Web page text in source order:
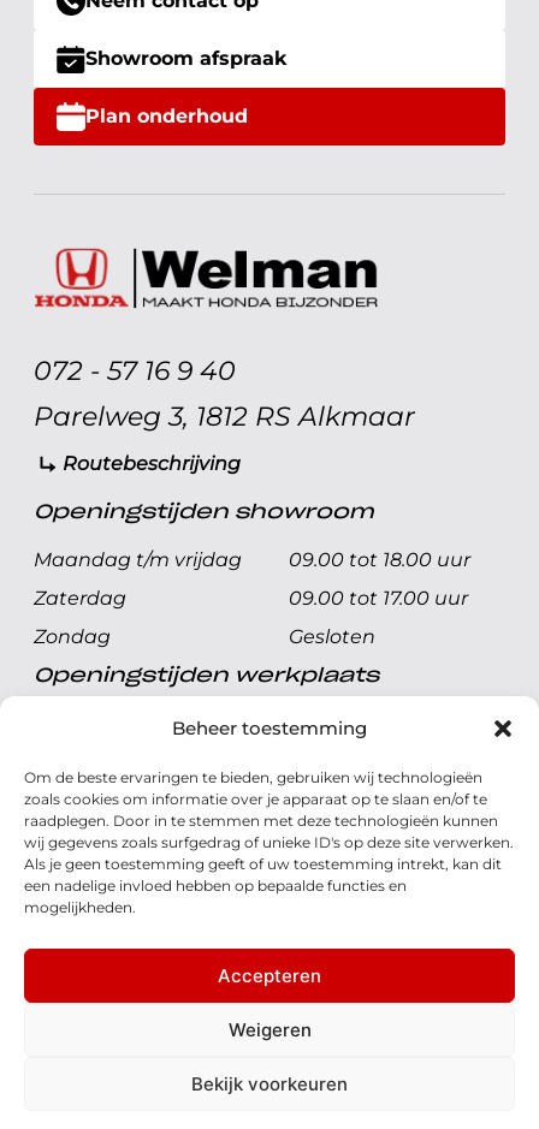
Beheer toestemming
Om de beste ervaringen te bieden, gebruiken wij technologieën
zoals cookies om informatie over je apparaat op te slaan en/of te
raadplegen. Door in te stemmen met deze technologieën kunnen
wij gegevens zoals surfgedrag of unieke ID's op deze site verwerken.
Als je geen toestemming geeft of uw toestemming intrekt, kan dit
een nadelige invloed hebben op bepaalde functies en
mogelijkheden.
Accepteren
Weigeren
Bekijk voorkeuren
Showroom afspraak
Plan onderhoud
072 - 57 16 9 40
Parelweg 3, 1812 RS Alkmaar
Routebeschrijving
Openingstijden showroom
Maandag t/m vrijdag
09.00 tot 18.00 uur
Zaterdag
09.00 tot 17.00 uur
Zondag
Gesloten
Openingstijden werkplaats
Maandag t/m vrijdag
08.00 tot 17.00 uur
Zondag
Gesloten
Volg ons
© 2026 - Honda Welman
Algemene voorwaarden